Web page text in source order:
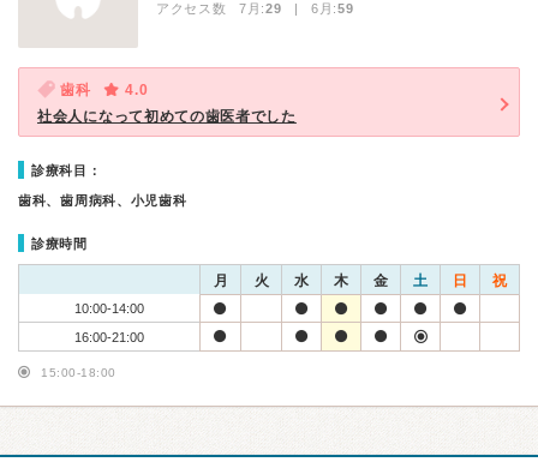
アクセス数 7月:29 | 6月:59
歯科
4.0
社会人になって初めての歯医者でした
診療科目：
歯科、歯周病科、小児歯科
診療時間
月 火 水 木 金 土 日 祝
10:00-14:00
16:00-21:00
15:00-18:00